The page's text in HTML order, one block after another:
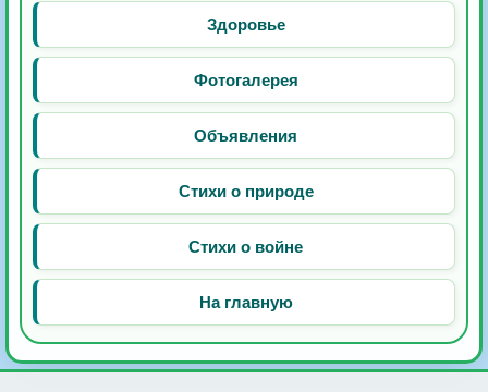
Здоровье
Фотогалерея
Объявления
Стихи о природе
Стихи о войне
На главную